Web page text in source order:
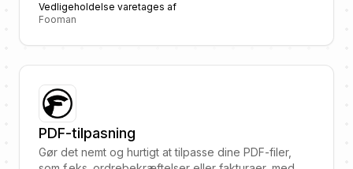
Vedligeholdelse varetages af
Fooman
PDF-tilpasning
Gør det nemt og hurtigt at tilpasse dine PDF-filer,